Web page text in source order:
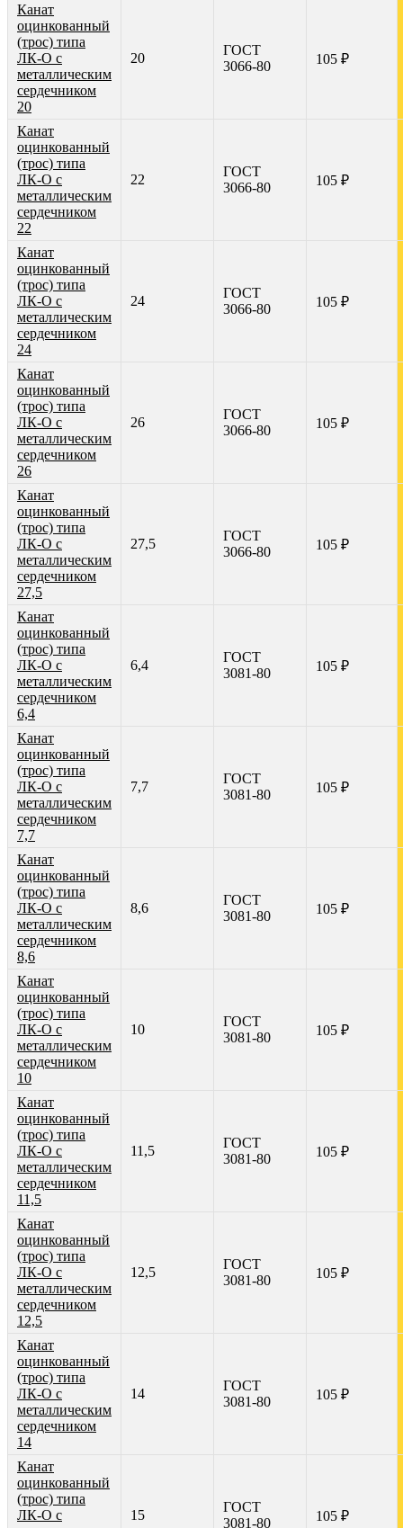
Канат
оцинкованный
(трос) типа
ЛК-О с
металлическим
сердечником
20
20
ГОСТ
3066-80
105 ₽
Канат
оцинкованный
(трос) типа
ЛК-О с
металлическим
сердечником
22
22
ГОСТ
3066-80
105 ₽
Канат
оцинкованный
(трос) типа
ЛК-О с
металлическим
сердечником
24
24
ГОСТ
3066-80
105 ₽
Канат
оцинкованный
(трос) типа
ЛК-О с
металлическим
сердечником
26
26
ГОСТ
3066-80
105 ₽
Канат
оцинкованный
(трос) типа
ЛК-О с
металлическим
сердечником
27,5
27,5
ГОСТ
3066-80
105 ₽
Канат
оцинкованный
(трос) типа
ЛК-О с
металлическим
сердечником
6,4
6,4
ГОСТ
3081-80
105 ₽
Канат
оцинкованный
(трос) типа
ЛК-О с
металлическим
сердечником
7,7
7,7
ГОСТ
3081-80
105 ₽
Канат
оцинкованный
(трос) типа
ЛК-О с
металлическим
сердечником
8,6
8,6
ГОСТ
3081-80
105 ₽
Канат
оцинкованный
(трос) типа
ЛК-О с
металлическим
сердечником
10
10
ГОСТ
3081-80
105 ₽
Канат
оцинкованный
(трос) типа
ЛК-О с
металлическим
сердечником
11,5
11,5
ГОСТ
3081-80
105 ₽
Канат
оцинкованный
(трос) типа
ЛК-О с
металлическим
сердечником
12,5
12,5
ГОСТ
3081-80
105 ₽
Канат
оцинкованный
(трос) типа
ЛК-О с
металлическим
сердечником
14
14
ГОСТ
3081-80
105 ₽
Канат
оцинкованный
(трос) типа
ЛК-О с
15
ГОСТ
3081-80
105 ₽